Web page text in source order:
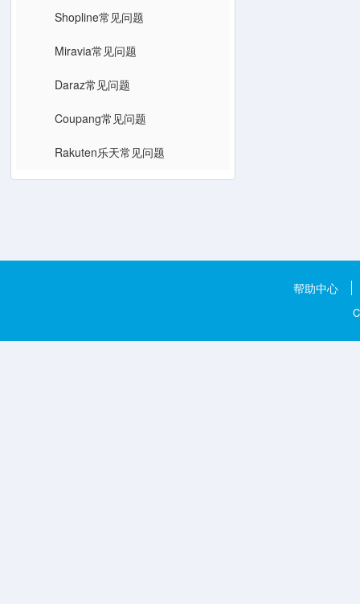
Shopline常见问题
Miravia常见问题
Daraz常见问题
Coupang常见问题
Rakuten乐天常见问题
帮助中心